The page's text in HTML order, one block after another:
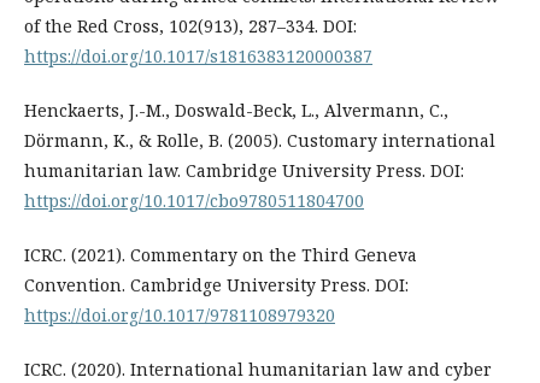
of the Red Cross, 102(913), 287–334. DOI:
https://doi.org/10.1017/s1816383120000387
Henckaerts, J.-M., Doswald-Beck, L., Alvermann, C.,
Dörmann, K., & Rolle, B. (2005). Customary international
humanitarian law. Cambridge University Press. DOI:
https://doi.org/10.1017/cbo9780511804700
ICRC. (2021). Commentary on the Third Geneva
Convention. Cambridge University Press. DOI:
https://doi.org/10.1017/9781108979320
ICRC. (2020). International humanitarian law and cyber